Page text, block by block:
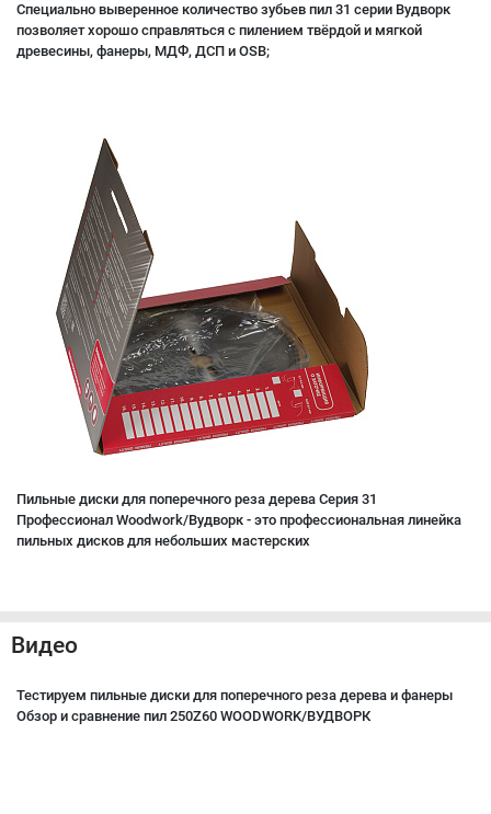
Специально выверенное количество зубьев пил 31 серии Вудворк
позволяет хорошо справляться с пилением твёрдой и мягкой
древесины, фанеры, МДФ, ДСП и OSB;
Пильные диски для поперечного реза дерева Серия 31
Профессионал Woodwork/Вудворк - это профессиональная линейка
пильных дисков для небольших мастерских
Видео
Тестируем пильные диски для поперечного реза дерева и фанеры
Обзор и сравнение пил 250Z60 WOODWORK/ВУДВОРК